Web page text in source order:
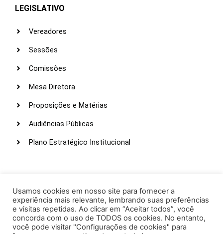
LEGISLATIVO
Vereadores
Sessões
Comissões
Mesa Diretora
Proposições e Matérias
Audiências Públicas
Plano Estratégico Institucional
Webmail
Intranet
Administração
Usamos cookies em nosso site para fornecer a
experiência mais relevante, lembrando suas preferências
e visitas repetidas. Ao clicar em “Aceitar todos”, você
concorda com o uso de TODOS os cookies. No entanto,
você pode visitar "Configurações de cookies" para